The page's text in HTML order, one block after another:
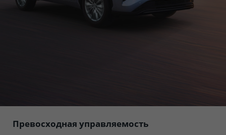
Превосходная управляемость